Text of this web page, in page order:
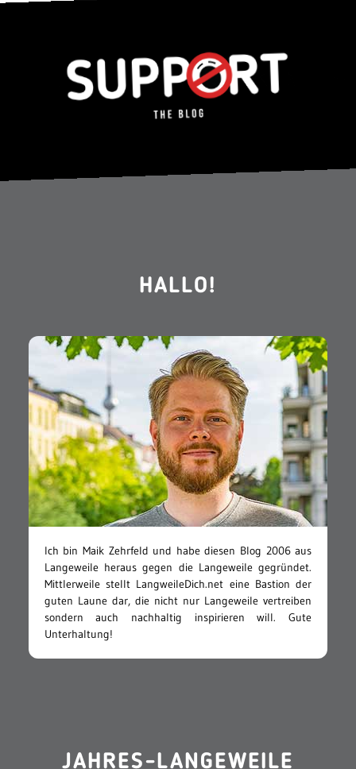
HALLO!
Ich bin Maik Zehrfeld und habe diesen Blog 2006 aus
Langeweile heraus gegen die Langeweile gegründet.
Mittlerweile stellt LangweileDich.net eine Bastion der
guten Laune dar, die nicht nur Langeweile vertreiben
sondern auch nachhaltig inspirieren will. Gute
Unterhaltung!
JAHRES-LANGEWEILE